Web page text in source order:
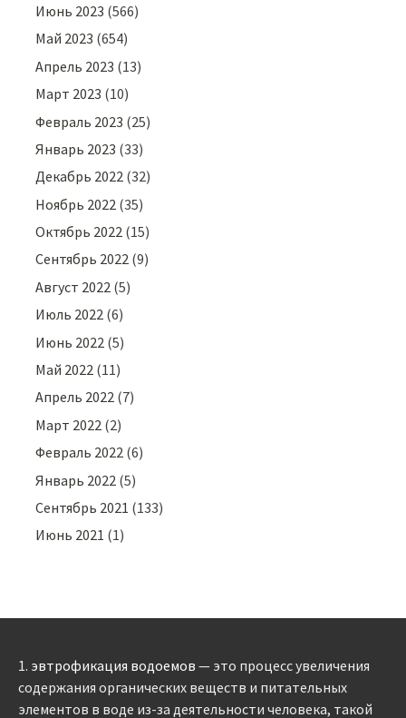
Июнь 2023 (566)
Май 2023 (654)
Апрель 2023 (13)
Март 2023 (10)
Февраль 2023 (25)
Январь 2023 (33)
Декабрь 2022 (32)
Ноябрь 2022 (35)
Октябрь 2022 (15)
Сентябрь 2022 (9)
Август 2022 (5)
Июль 2022 (6)
Июнь 2022 (5)
Май 2022 (11)
Апрель 2022 (7)
Март 2022 (2)
Февраль 2022 (6)
Январь 2022 (5)
Сентябрь 2021 (133)
Июнь 2021 (1)
1. эвтрофикация водоемов — это процесс увеличения
содержания органических веществ и питательных
элементов в воде из-за деятельности человека, такой